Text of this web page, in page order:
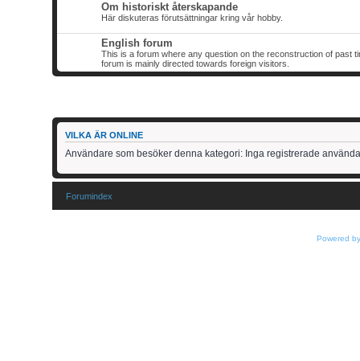
Om historiskt återskapande
Här diskuteras förutsättningar kring vår hobby.
English forum
This is a forum where any question on the reconstruction of past
forum is mainly directed towards foreign visitors.
VILKA ÄR ONLINE
Användare som besöker denna kategori: Inga registrerade
Forumindex
Powered